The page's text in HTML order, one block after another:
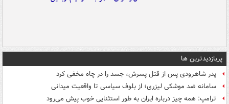
پربازدیدترین ها
پدر شاهرودی پس از قتل پسرش، جسد را در چاه مخفی کرد
سامانه ضد موشکی لیزری؛ از بلوف سیاسی تا واقعیت میدانی
ترامپ: همه چیز درباره ایران به طور استثنایی خوب پیش می‌رود